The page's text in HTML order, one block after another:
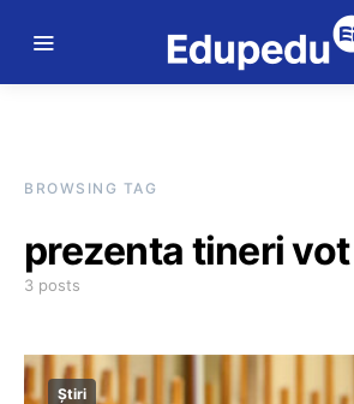
BROWSING TAG
prezenta tineri vot
3 posts
Știri